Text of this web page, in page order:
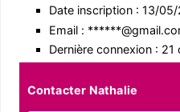
Date inscription : 13/
Email :
Dernière connexion :
Contacter Nathalie